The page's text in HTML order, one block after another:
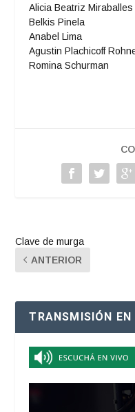
Alicia Beatriz Miraballes
Belkis Pinela
Anabel Lima
Agustin Plachicoff
Romina Schurman
Clave de murga
ANTERIOR
TRANSMISIÓN EN